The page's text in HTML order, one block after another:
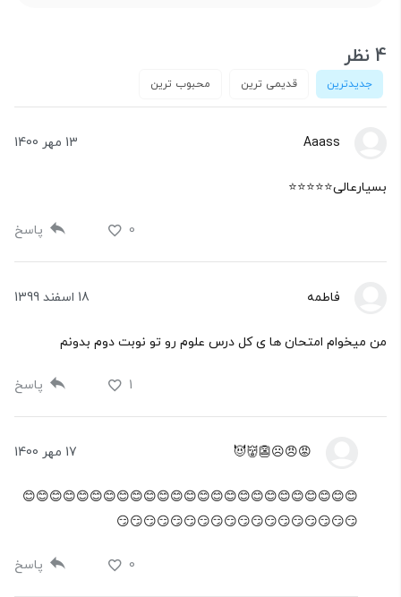
4 نظر
جدیدترین قدیمی ترین محبوب ترین
Aaass 13 مهر 1400
بسیارعالی⭐⭐⭐⭐⭐
0 پاسخ
فاطمه 18 اسفند 1399
من میخوام امتحان ها ی کل درس علوم رو تو نوبت دوم بدونم
1 پاسخ
😡😠☹👺👹😈 17 مهر 1400
😊😊😊😊😊😊😊😊😊😊😊😊😊😊😊😊😊😊😊😊😊😊😊😊😊
😏😏😏😏😏😏😏😏😏😏😏😏😏😏😏😏😏😏
0 پاسخ